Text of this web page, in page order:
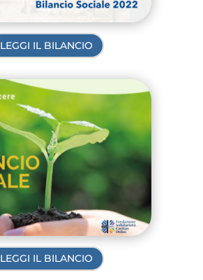
LEGGI IL BILANCIO
LEGGI IL BILANCIO